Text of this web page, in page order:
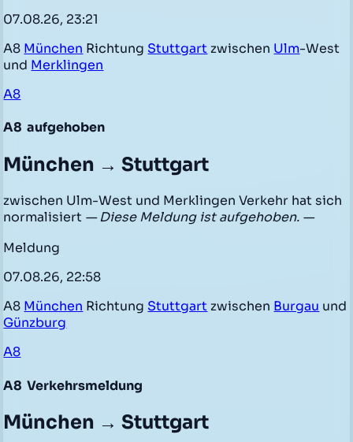
07.08.26, 23:21
A8 München Richtung Stuttgart zwischen Ulm-West
und Merklingen
A8
A8 aufgehoben
München → Stuttgart
zwischen Ulm-West und Merklingen Verkehr hat sich
normalisiert — Diese Meldung ist aufgehoben. —
Meldung
07.08.26, 22:58
A8 München Richtung Stuttgart zwischen Burgau und
Günzburg
A8
A8 Verkehrsmeldung
München → Stuttgart